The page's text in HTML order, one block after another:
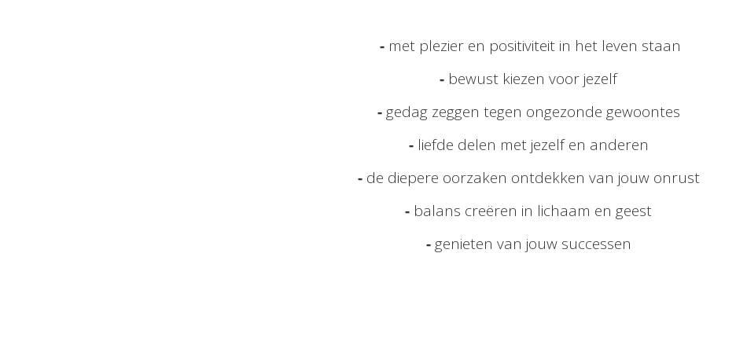
- met plezier en positiviteit in het leven staan
- bewust kiezen voor jezelf
- gedag zeggen tegen ongezonde gewoontes
-liefde delen met jezelf en anderen
-de diepere oorzaken ontdekken van jouw onrust
- balans creëren in lichaam en geest
- genieten van jouw successen